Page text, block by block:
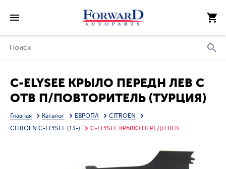
C-ELYSEE КРЫЛО ПЕРЕДН ЛЕВ С
ОТВ П/ПОВТОРИТЕЛЬ (ТУРЦИЯ)
Главная Каталог ЕВРОПА
CITROEN
CITROEN C-ELYSEE (13-)
C-ELYSEE КРЫЛО ПЕРЕДН ЛЕВ .